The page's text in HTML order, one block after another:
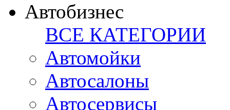
Автобизнес
ВСЕ КАТЕГОРИИ
Автомойки
Автосалоны
Автосервисы